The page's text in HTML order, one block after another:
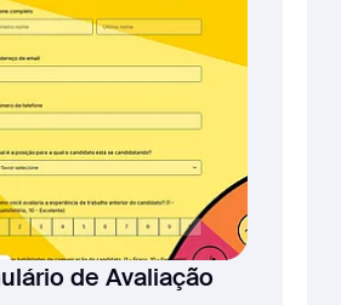
de avaliação de
gratuito do forms.app
de feedback pós-
de Avaliação